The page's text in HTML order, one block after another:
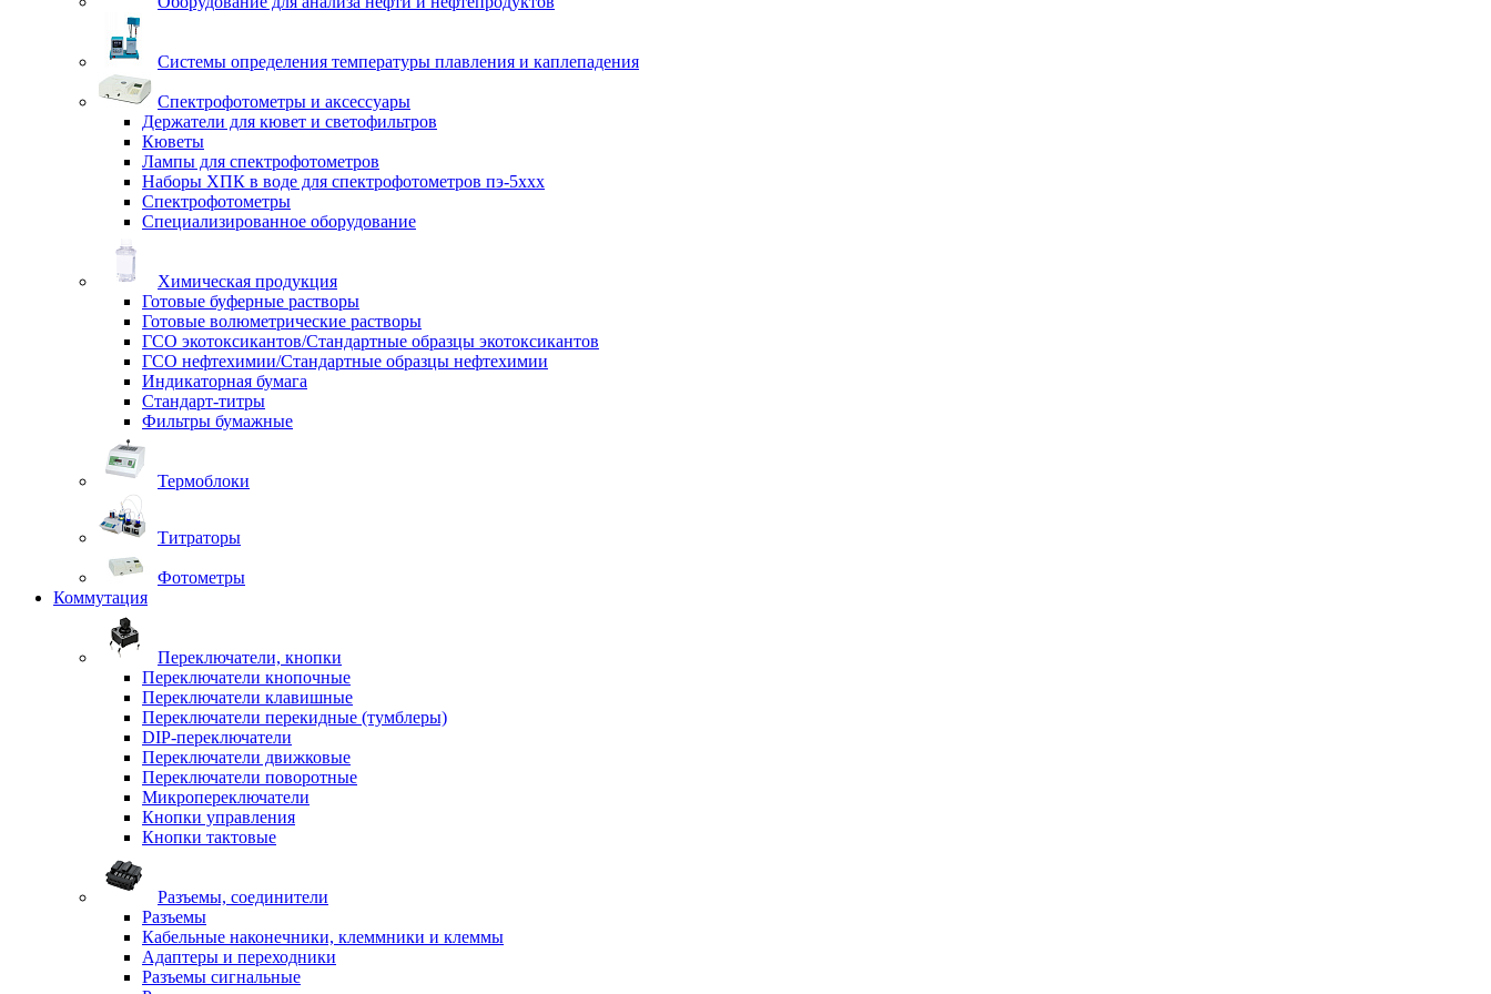
Системы определения температуры плавления и каплепадения
Спектрофотометры и аксессуары
Держатели для кювет и светофильтров
Кюветы
Лампы для спектрофотометров
Наборы ХПК в воде для спектрофотометров пэ-5ххх
Спектрофотометры
Специализированное оборудование
Химическая продукция
Готовые буферные растворы
Готовые волюметрические растворы
ГСО экотоксикантов/Стандартные образцы экотоксикантов
ГСО нефтехимии/Стандартные образцы нефтехимии
Индикаторная бумага
Стандарт-титры
Фильтры бумажные
Термоблоки
Титраторы
Фотометры
Коммутация
Переключатели, кнопки
Переключатели кнопочные
Переключатели клавишные
Переключатели перекидные (тумблеры)
DIP-переключатели
Переключатели движковые
Переключатели поворотные
Микропереключатели
Кнопки управления
Кнопки тактовые
Разъемы, соединители
Разъемы
Кабельные наконечники, клеммники и клеммы
Адаптеры и переходники
Разъемы сигнальные